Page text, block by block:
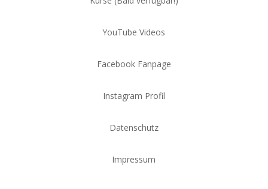
YouTube Videos
Facebook Fanpage
Instagram Profil
Datenschutz
Impressum